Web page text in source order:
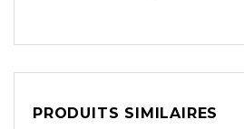
PRODUITS SIMILAIRES